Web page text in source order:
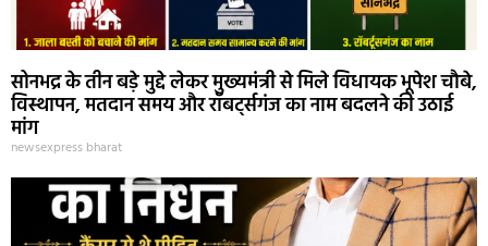
सोनभद्र के तीन बड़े मुद्दे लेकर मुख्यमंत्री से मिले विधायक भूपेश चौबे,
विस्थापन, मतदान समय और रॉबर्ट्सगंज का नाम बदलने की उठाई
मांग
newsexpress bharat